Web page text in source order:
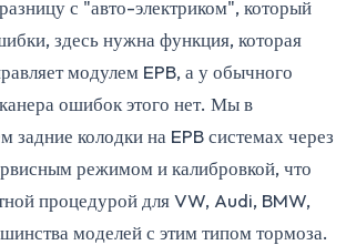
с "авто-электриком", который
здесь нужна функция, которая
модулем EPB, а у обычного
ошибок этого нет. Мы в
задние колодки на EPB системах через
режимом и калибровкой, что
процедурой для VW, Audi, BMW,
моделей с этим типом тормоза.